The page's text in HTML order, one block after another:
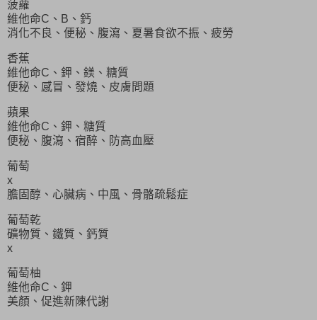
菠蘿
維他命C、B、鈣
消化不良、便秘、腹瀉、夏暑食欲不振、疲勞
香蕉
維他命C、鉀、鎂、糖質
便秘、感冒、發燒、皮膚問題
蘋果
維他命C、鉀、糖質
便秘、腹瀉、宿醉、防高血壓
葡萄
x
膽固醇、心臟病、中風、骨骼疏鬆症
葡萄乾
礦物質、鐵質、鈣質
x
葡萄柚
維他命C、鉀
美顏、促進新陳代謝